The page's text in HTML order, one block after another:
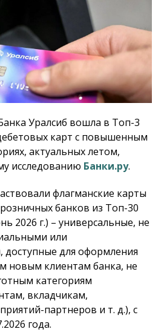
Уралсиб вошла в Топ-3
карт с повышенным
актуальных летом,
исследованию Банки.ру.
флагманские карты
банков из Топ-30
2026 г.) – универсальные, не
или
для оформления
новым клиентам банка, не
категориям
вкладчикам,
партнеров и т. д.), с
года.